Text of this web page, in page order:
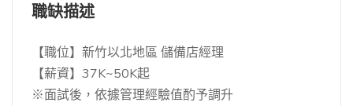
職缺描述
【職位】新竹以北地區 儲備店經理
【薪資】37K~50K起
※面試後，依據管理經驗值酌予調升